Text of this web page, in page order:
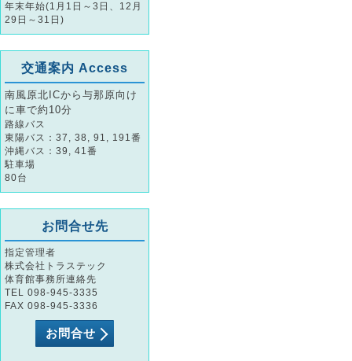
年末年始(1月1日～3日、12月
29日～31日)
交通案内 Access
南風原北ICから与那原向け
に車で約10分
路線バス
東陽バス：37, 38, 91, 191番
沖縄バス：39, 41番
駐車場
80台
お問合せ先
指定管理者
株式会社トラステック
体育館事務所連絡先
TEL 098-945-3335
FAX 098-945-3336
お問合せ